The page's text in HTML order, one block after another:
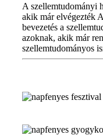
A szellemtudományi
akik már elvégezték
bevezetés a
azoknak, akik már
szellemtudományos